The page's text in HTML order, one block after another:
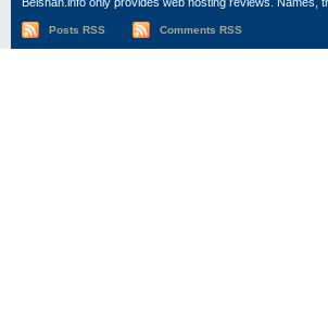
Posts RSS Comments RSS